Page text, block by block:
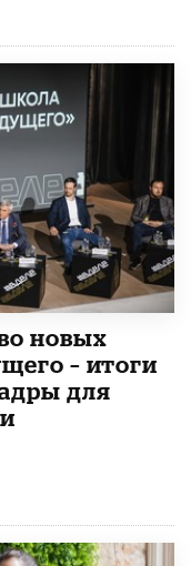
новых
– итоги
для